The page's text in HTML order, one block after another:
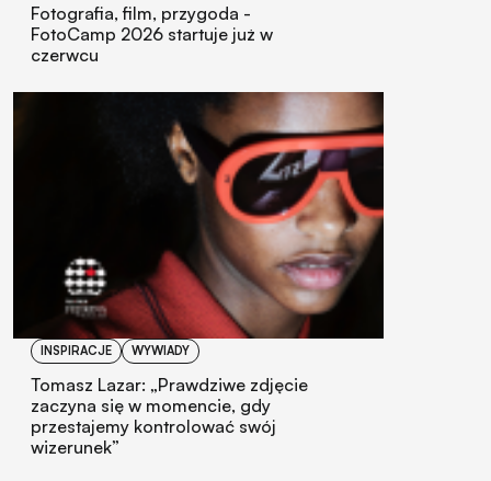
Fotografia, film, przygoda -
FotoCamp 2026 startuje już w
czerwcu
INSPIRACJE WYWIADY
Tomasz Lazar: „Prawdziwe zdjęcie
zaczyna się w momencie, gdy
przestajemy kontrolować swój
wizerunek”